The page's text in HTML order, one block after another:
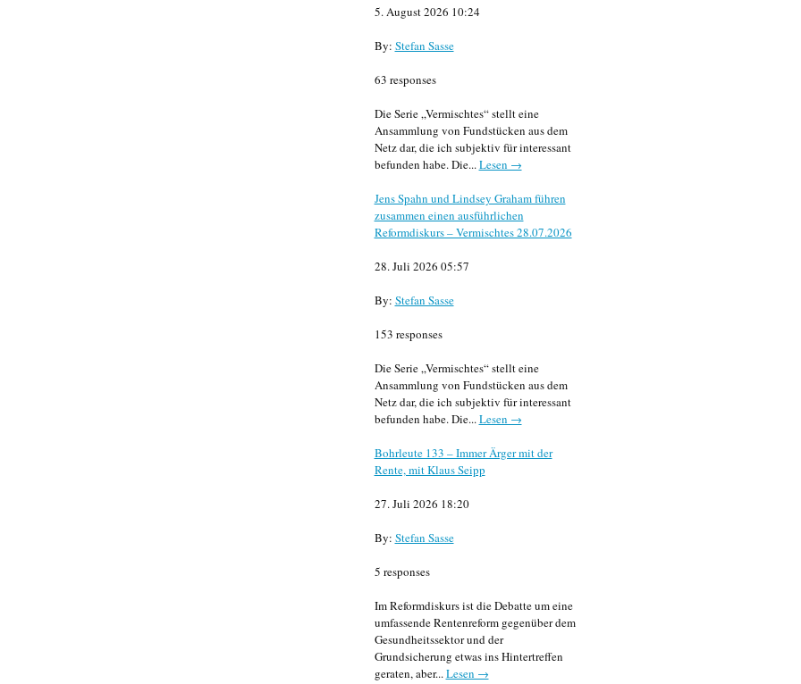
5. August 2026 10:24
By: Stefan Sasse
63 responses
Die Serie „Vermischtes“ stellt eine
Ansammlung von Fundstücken aus dem
Netz dar, die ich subjektiv für interessant
befunden habe. Die...Lesen →
Jens Spahn und Lindsey Graham führen
zusammen einen ausführlichen
Reformdiskurs – Vermischtes 28.07.2026
28. Juli 2026 05:57
By: Stefan Sasse
153 responses
Die Serie „Vermischtes“ stellt eine
Ansammlung von Fundstücken aus dem
Netz dar, die ich subjektiv für interessant
befunden habe. Die...Lesen →
Bohrleute 133 – Immer Ärger mit der
Rente, mit Klaus Seipp
27. Juli 2026 18:20
By: Stefan Sasse
5 responses
Im Reformdiskurs ist die Debatte um eine
umfassende Rentenreform gegenüber dem
Gesundheitssektor und der
Grundsicherung etwas ins Hintertreffen
geraten, aber...Lesen →